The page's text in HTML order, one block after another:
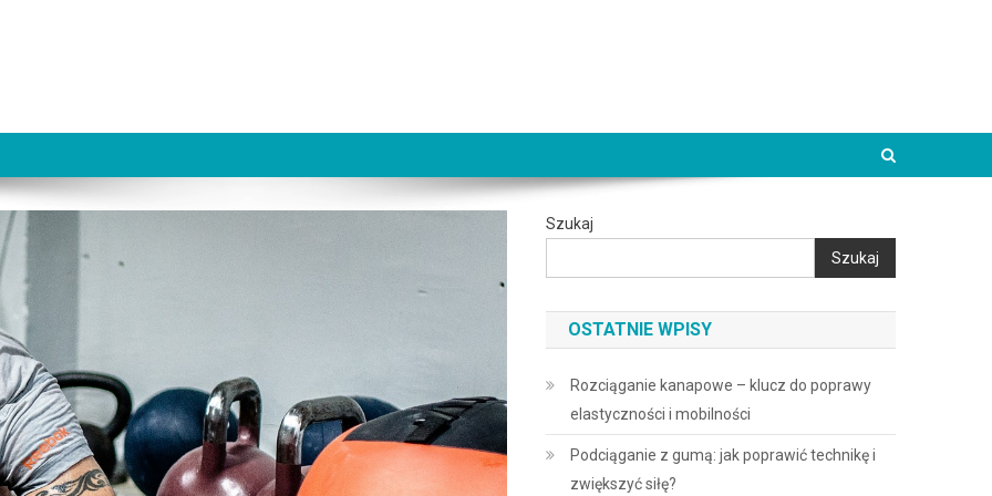
Szukaj
Szukaj
OSTATNIE WPISY
Rozciąganie kanapowe – klucz do poprawy
elastyczności i mobilności
Podciąganie z gumą: jak poprawić technikę i
zwiększyć siłę?